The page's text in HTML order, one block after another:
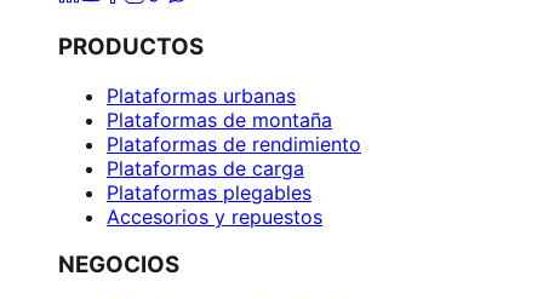
PRODUCTOS
Plataformas urbanas
Plataformas de montaña
Plataformas de rendimiento
Plataformas de carga
Plataformas plegables
Accesorios y repuestos
NEGOCIOS